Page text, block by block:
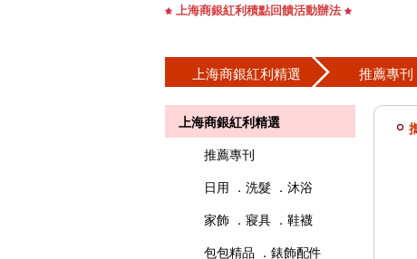
上海商銀紅利積點回饋活動辦法
上海商銀紅利精選 推薦專刊
上海商銀紅利精選
推薦專刊
日用 ．洗髮 ．沐浴
家飾 ．寢具 ．鞋襪
包包精品 ．錶飾配件